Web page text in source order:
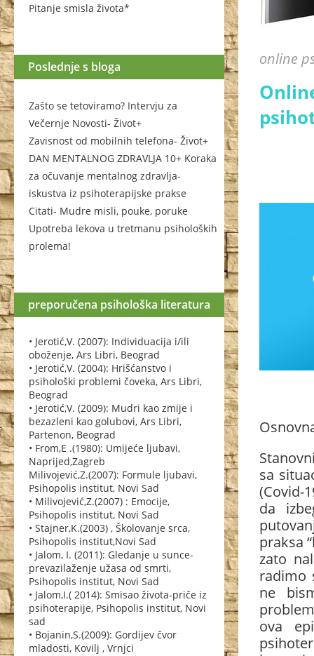
Pitanje smisla života*
Poslednje s bloga
Zašto se tetoviramo? Intervju za
Večernje Novosti- Život+
Zavisnost od mobilnih telefona- Život+
DAN MENTALNOG ZDRAVLJA 10+ Koraka
za očuvanje mentalnog zdravlja-
iskustva iz psihoterapijske prakse
Citati- Mudre misli, pouke, poruke
Upotreba lekova u tretmanu psiholoških
prolema!
preporučena psihološka literatura
• Jerotić,V. (2007): Individuacija i/ili
oboženje, Ars Libri, Beograd
• Jerotić,V. (2004): Hrišćanstvo i
psihološki problemi čoveka, Ars Libri,
Beograd
• Jerotić,V. (2009): Mudri kao zmije i
bezazleni kao golubovi, Ars Libri,
Partenon, Beograd
• From,E .(1980): Umijeće ljubavi,
Naprijed,Zagreb
Milivojević,Z.(2007): Formule ljubavi,
Psihopolis institut, Novi Sad
• Milivojević,Z.(2007) : Emocije,
Psihopolis institut, Novi Sad
• Stajner,K.(2003) , Školovanje srca,
Psihopolis institut,Novi Sad
• Jalom, I. (2011): Gledanje u sunce-
prevazilaženje užasa od smrti,
Psihopolis institut, Novi Sad
• Jalom,I.( 2014): Smisao života-priče iz
psihoterapije, Psihopolis institut, Novi
sad
• Bojanin,S.(2009): Gordijev čvor
mladosti, Kovilj , Vrnjci
online
sa
(Covid-
da
praksa
zato
radimo
ne
ova